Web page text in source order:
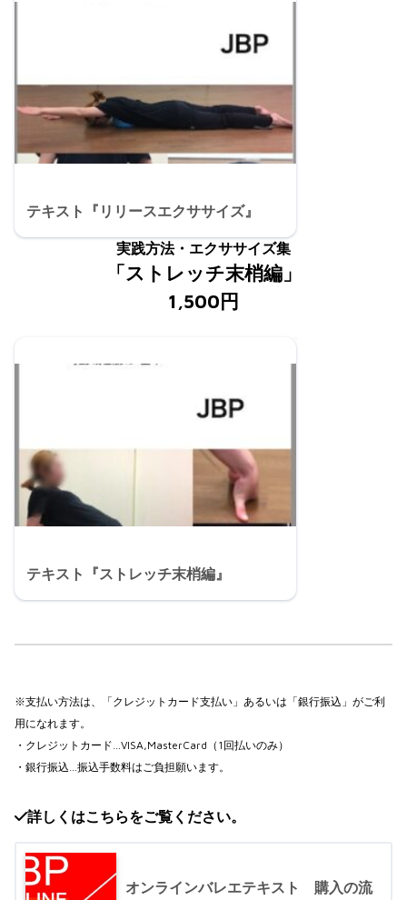
テキスト『リリースエクササイズ』
実践方法・エクササイズ集
「ストレッチ末梢編」
1,500円
テキスト『ストレッチ末梢編』
※支払い方法は、「クレジットカード支払い」あるいは「銀行振込」がご利
用になれます。
・クレジットカード…VISA,MasterCard（1回払いのみ）
・銀行振込…振込手数料はご負担願います。
詳しくはこちらをご覧ください。
オンラインバレエテキスト 購入の流